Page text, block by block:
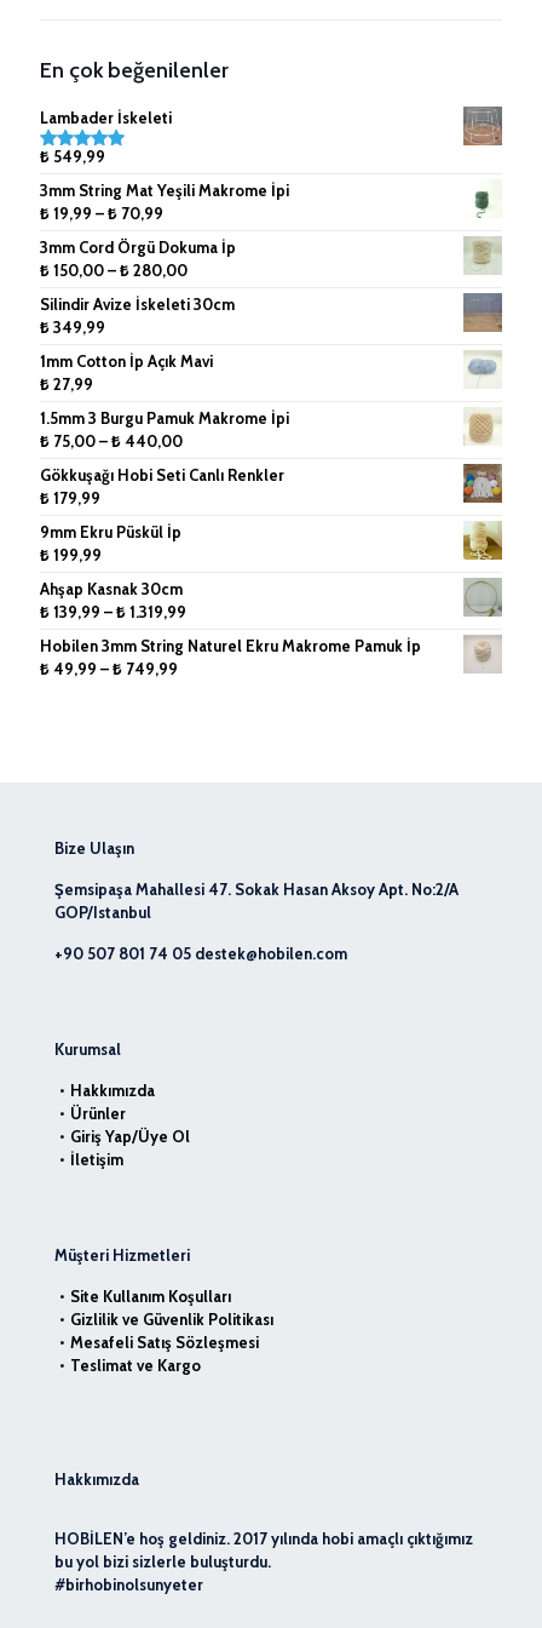
Doğal Rafya
Jüt İpler
Küpe ve Toka Aparatları
Ponpon Makinesi
Tığlar ve Şişler
En çok beğenilenler
Lambader İskeleti
5 üzerinden
aldı
₺ 549,99
3mm String Mat Yeşili Makrome İpi
₺19,99 –₺ 70,99
₺ 19,99
-
₺ 70,99
3mm Cord Örgü Dokuma İp
₺150,00–₺280,00Fiyat
₺ 150,00
₺ 280,00
Silindir Avize İskeleti 30cm
₺349,99
1mm Cotton İp Açık Mavi
₺27,99
1.5mm 3 Burgu Pamuk Makrome İpi
₺ 75,00–₺440,00Fiyat
₺ 75,00
Gökkuşağı Hobi Seti Canlı Renkler
₺179,99
9mm Ekru Püskül İp
₺199,99
Ahşap Kasnak 30cm
₺139,99 –₺1.319,99
₺ 139,99
Hobilen 3mm String Naturel Ekru Makrome Pamuk İp
₺49,99 –₺ 749,99
Bize Ulaşın
Şemsipaşa Mahallesi 47. Sokak Hasan Aksoy Apt. No:2/A
GOP/Istanbul
+90 507 801 74 05 destek@hobilen.com
Kurumsal
Hakkımızda
Ürünler
Giriş Yap/Üye Ol
İletişim
Müşteri Hizmetleri
Site Kullanım Koşulları
Gizlilik ve Güvenlik Politikası
Mesafeli Satış Sözleşmesi
Teslimat ve Kargo
Hakkımızda
HOBİLEN’e hoş geldiniz. 2017 yılında hobi amaçlı çıktığımız
bu yol bizi sizlerle buluşturdu.
#birhobinolsunyeter